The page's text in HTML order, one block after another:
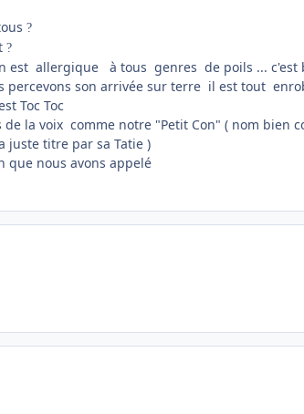
?
?
est allergique à tous genres de poils ... c'est
percevons son arrivée sur terre il est tout
Toc Toc
la voix comme notre "Petit Con" ( nom bien
juste titre par sa Tatie )
que nous avons appelé